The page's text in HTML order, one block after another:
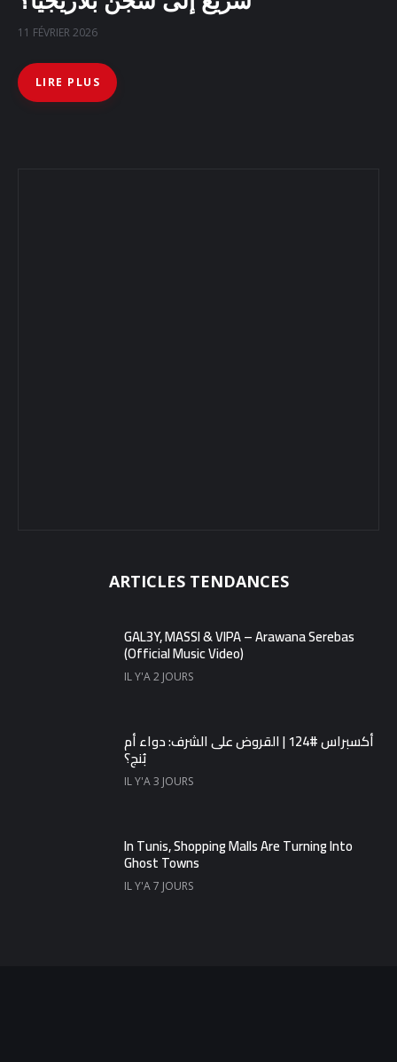
11 FÉVRIER 2026
LIRE PLUS
ARTICLES TENDANCES
GAL3Y, MASSI & VIPA – Arawana Serebas
(Official Music Video)
IL Y'A 2 JOURS
أكسبراس #124 | القروض على الشرف: دواء أم
بُنج؟
IL Y'A 3 JOURS
In Tunis, Shopping Malls Are Turning Into
Ghost Towns
IL Y'A 7 JOURS